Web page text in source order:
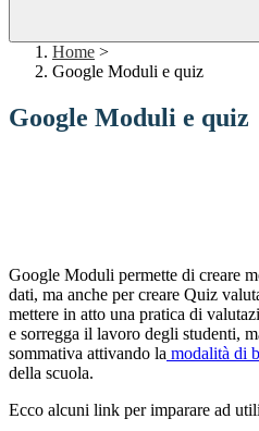
Home >
Google Moduli e quiz
Google Moduli e quiz
Google Moduli permette di creare
dati, ma anche per creare Quiz
mettere in atto una pratica di
e sorregga il lavoro degli studenti,
sommativa attivando la modalità di
della scuola.
Ecco alcuni link per imparare ad